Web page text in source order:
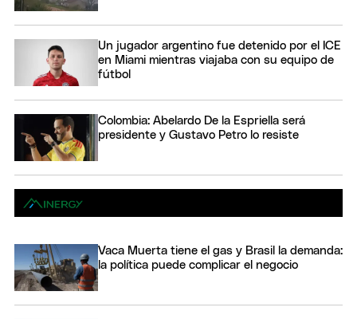
Un jugador argentino fue detenido por el ICE
en Miami mientras viajaba con su equipo de
fútbol
Colombia: Abelardo De la Espriella será
presidente y Gustavo Petro lo resiste
Vaca Muerta tiene el gas y Brasil la demanda:
la política puede complicar el negocio